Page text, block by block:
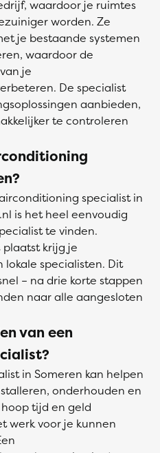
waardoor je ruimtes
worden. Ze
je bestaande systemen
waardoor de
je
De specialist
aanbieden,
te controleren
specialist in
is het heel eenvoudig
te vinden.
plaatst krijg je
lokale specialisten. Dit
– na drie korte stappen
naar alle aangesloten
van een
in Someren kan helpen
onderhouden en
tijd en geld
werk voor je kunnen